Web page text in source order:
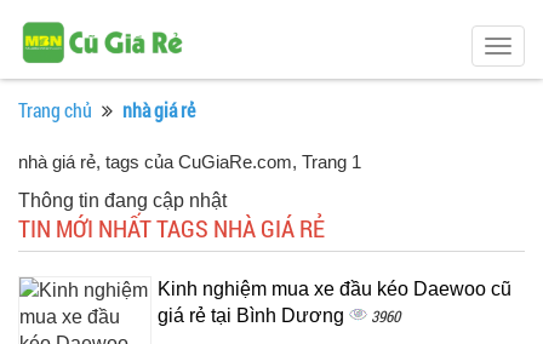
Trang chủ nhà giá rẻ
nhà giá rẻ, tags của CuGiaRe.com, Trang 1
Thông tin đang cập nhật
TIN MỚI NHẤT TAGS NHÀ GIÁ RẺ
Kinh nghiệm mua xe đầu kéo Daewoo cũ
giá rẻ tại Bình Dương
3960